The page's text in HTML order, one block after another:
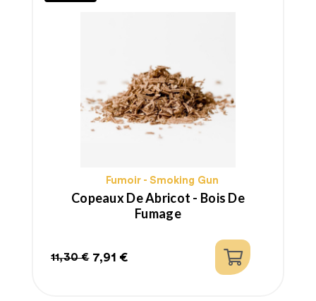
Fumoir - Smoking Gun
Copeaux De Abricot - Bois De
Fumage
Prix
11,30 €
Prix
7,91 €